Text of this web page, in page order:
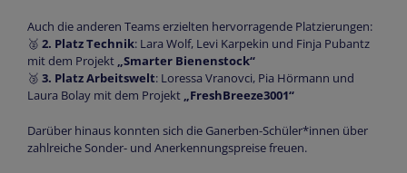
Auch die anderen Teams erzielten hervorragende Platzierungen:
🥈 2. Platz Technik: Lara Wolf, Levi Karpekin und Finja Pubantz
mit dem Projekt „Smarter Bienenstock“
🥉 3. Platz Arbeitswelt: Loressa Vranovci, Pia Hörmann und
Laura Bolay mit dem Projekt „FreshBreeze3001“
Darüber hinaus konnten sich die Ganerben-Schüler*innen über
zahlreiche Sonder- und Anerkennungspreise freuen.